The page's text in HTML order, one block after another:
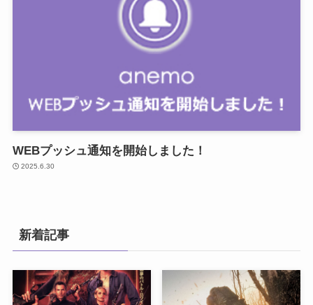
WEBプッシュ通知を開始しました！
2025.6.30
新着記事